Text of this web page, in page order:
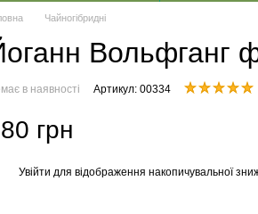
Чайногібридні
Вольфганг
в наявності Артикул: 00334
грн
Увійти для відображення накопичувальної